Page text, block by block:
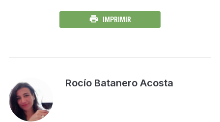
IMPRIMIR
Rocío Batanero Acosta